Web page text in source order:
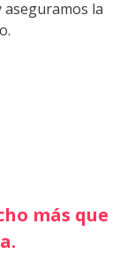
aseguramos la
más que